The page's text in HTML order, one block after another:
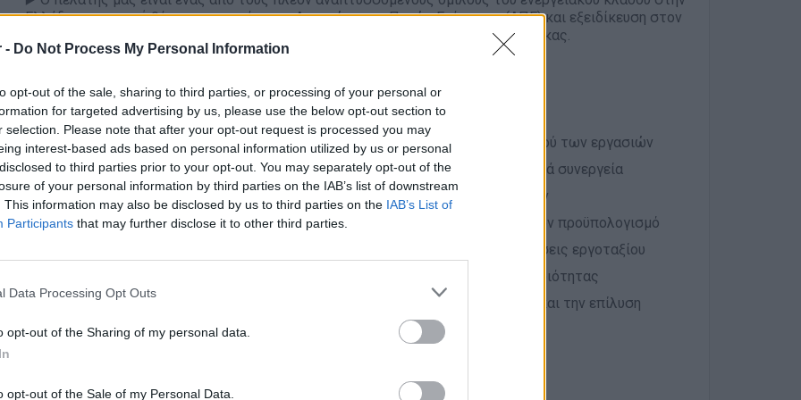
- Do Not Process My Personal Information
opt-out of the sale, sharing to third parties, or processing of your personal or
for targeted advertising by us, please use the below opt-out section to
selection. Please note that after your opt-out request is processed you may
interest-based ads based on personal information utilized by us or personal
to third parties prior to your opt-out. You may separately opt-out of the
of your personal information by third parties on the IAB’s list of downstream
This information may also be disclosed by us to third parties on the IAB’s List of
Participants that may further disclose it to other third parties.
Data Processing Opt Outs
opt-out of the Sharing of my personal data.
opt-out of the Sale of my Personal Data.
Ελλάδα, με ηγετική θέση στον τομέα των Ανανεώσιμων Πηγών Ενέργειας (ΑΠΕ) και εξειδίκευση στον
σχεδιασμό, την κατασκευή και τη λειτουργία ενεργειακών έργων μεγάλης κλίμακας.
Τι θα κάνεις
✔️ Έχεις τη συνολική ευθύνη της λειτουργίας του εργοταξίου και του συντονισμού των εργασιών
✔️ Διοικείς την ομάδα κατασκευής και καθοδηγείς μηχανικούς πεδίου και τεχνικά συνεργεία
✔️ Συντονίζεις υπεργολάβους και διασφαλίζεις την ομαλή εξέλιξη των εργασιών
✔️ Παρακολουθείς την πρόοδο του έργου σε σχέση με το χρονοδιάγραμμα και τον προϋπολογισμό
✔️ Επιλύεις τεχνικά ζητήματα στο πεδίο και διαχειρίζεσαι καθημερινές προκλήσεις εργοταξίου
✔️ Διασφαλίζεις την τήρηση κανόνων Υγείας & Ασφάλειας και προδιαγραφών ποιότητας
✔️ Συνεργάζεσαι με την ομάδα επίβλεψης για την παρακολούθηση της προόδου και την επίλυση
Απαραίτητα Προσόντα